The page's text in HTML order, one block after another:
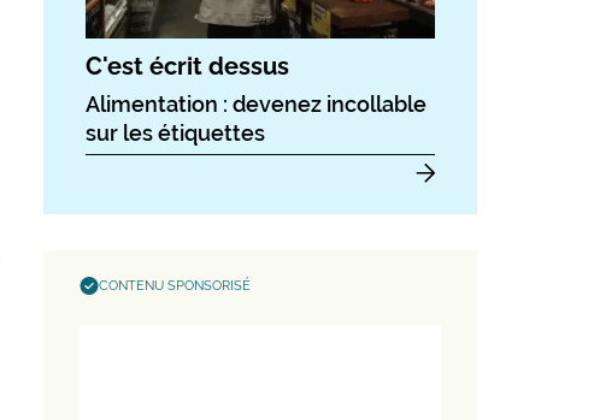
C'est écrit dessus
Alimentation : devenez incollable
sur les étiquettes
CONTENU SPONSORISÉ